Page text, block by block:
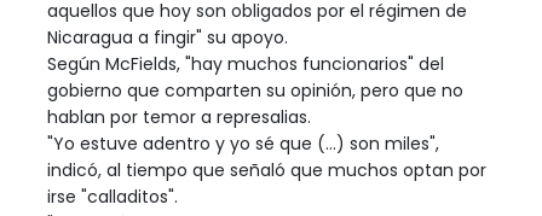
aquellos que hoy son obligados por el régimen de
Nicaragua a fingir" su apoyo.
Según McFields, "hay muchos funcionarios" del
gobierno que comparten su opinión, pero que no
hablan por temor a represalias.
"Yo estuve adentro y yo sé que (...) son miles",
indicó, al tiempo que señaló que muchos optan por
irse "calladitos".